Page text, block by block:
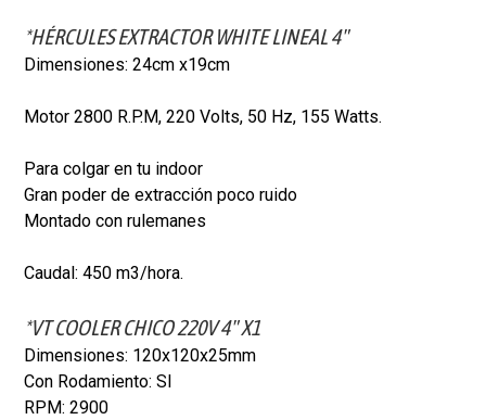
*HÉRCULES EXTRACTOR WHITE LINEAL 4"
Dimensiones: 24cm x19cm
Motor 2800 R.P.M, 220 Volts, 50 Hz, 155 Watts.
Para colgar en tu indoor
Gran poder de extracción poco ruido
Montado con rulemanes
Caudal: 450 m3/hora.
*VT COOLER CHICO 220V 4" X1
Dimensiones: 120x120x25mm
Con Rodamiento: SI
RPM: 2900